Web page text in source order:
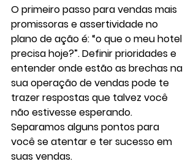
O primeiro passo para vendas mais
promissoras e assertividade no
plano de ação é: “o que o meu hotel
precisa hoje?”. Definir prioridades e
entender onde estão as brechas na
sua operação de vendas pode te
trazer respostas que talvez você
não estivesse esperando.
Separamos alguns pontos para
você se atentar e ter sucesso em
suas vendas.